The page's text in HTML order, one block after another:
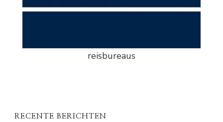
reisbureaus
RECENTE BERICHTEN